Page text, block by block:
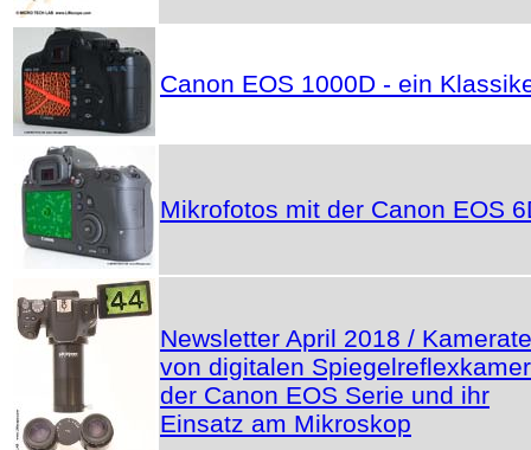
Canon EOS 1000D - ein
Mikrofotos mit der Canon EOS
Newsletter April 2018 /
von digitalen
der Canon EOS Serie und ihr
Einsatz am Mikroskop